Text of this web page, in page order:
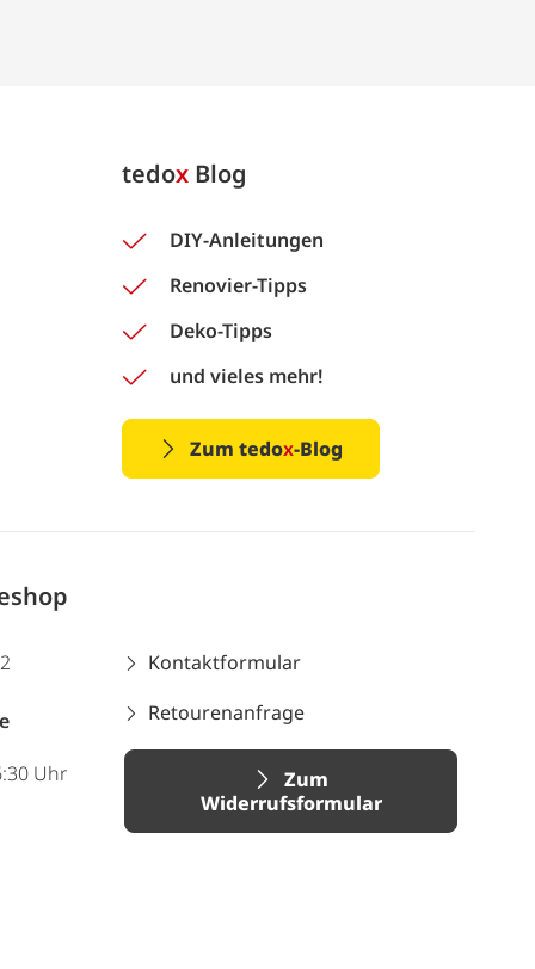
tedox Blog
DIY-Anleitungen
Renovier-Tipps
Deko-Tipps
und vieles mehr!
Zum tedox-Blog
Uhr
Kontaktformular
Retourenanfrage
Zum
Widerrufsformular